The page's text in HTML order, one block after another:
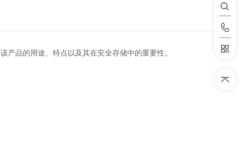
产品的用途、特点以及其在安全存储中的重要性。